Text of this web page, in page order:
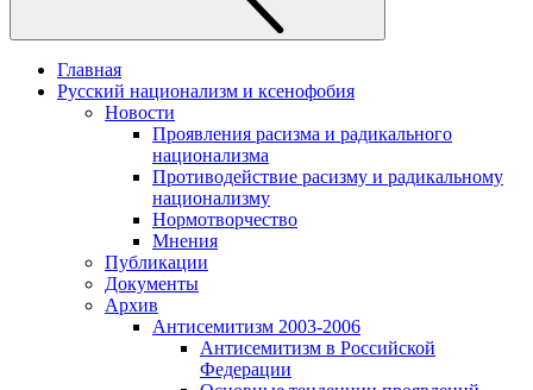
Главная
Русский национализм и ксенофобия
Новости
Проявления расизма и радикального
национализма
Противодействие расизму и радикальному
национализму
Нормотворчество
Мнения
Публикации
Документы
Архив
Антисемитизм 2003-2006
Антисемитизм в Российской
Федерации